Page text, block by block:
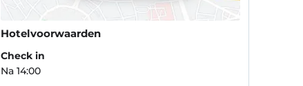
Hotelvoorwaarden
Check in
Na 14:00